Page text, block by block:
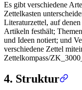
Es gibt verschiedene
Zettelkasten
Literaturzettel, auf
Artikeln festhält;
und Ideen notiert; und
verschiedene Zettel
Zettelkompass/
4. Struktur